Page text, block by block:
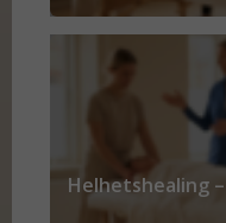
Helhetshealing